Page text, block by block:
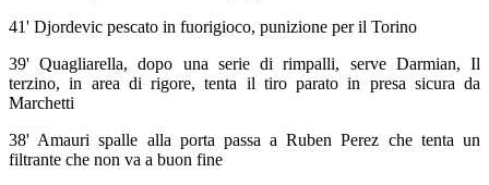
41' Djordevic pescato in fuorigioco, punizione per il Torino
39' Quagliarella, dopo una serie di rimpalli, serve Darmian, Il
terzino, in area di rigore, tenta il tiro parato in presa sicura da
Marchetti
38' Amauri spalle alla porta passa a Ruben Perez che tenta un
filtrante che non va a buon fine